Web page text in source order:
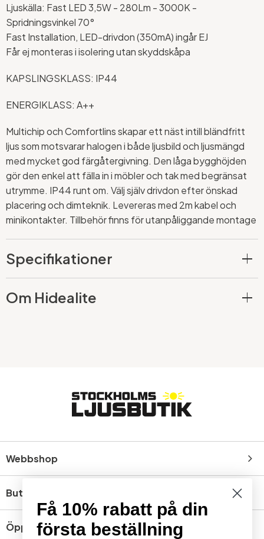
Ljuskälla: Fast LED 3,5W - 280Lm - 3000K -
Spridningsvinkel 70°
Fast Installation, LED-drivdon (350mA) ingår EJ
Får ej monteras i isolering utan skyddskåpa
KAPSLINGSKLASS: IP44
ENERGIKLASS: A++
Multichip och Comfortlins skapar ett näst intill bländfritt
ljus som motsvarar halogen i både ljusbild och ljusmängd
med mycket god färgåtergivning. Den låga bygghöjden
gör den enkel att fälla in i möbler och tak med begränsat
utrymme. IP44 runt om. Välj själv drivdon efter önskad
placering och dimteknik. Levereras med 2m kabel och
minikontakter. Tillbehör finns för utanpåliggande montage
Specifikationer
Om Hidealite
Webbshop
Butik
Öppettider
Få 10% rabatt på din
första beställning